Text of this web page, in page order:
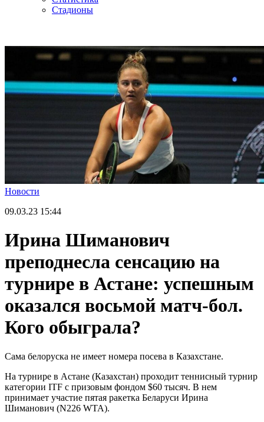
Стадионы
Новости
09.03.23 15:44
Ирина Шиманович
преподнесла сенсацию на
турнире в Астане: успешным
оказался восьмой матч-бол.
Кого обыграла?
Сама белоруска не имеет номера посева в Казахстане.
На турнире в Астане (Казахстан) проходит теннисный турнир
категории ITF с призовым фондом $60 тысяч. В нем
принимает участие пятая ракетка Беларуси Ирина
Шиманович (N226 WTA).